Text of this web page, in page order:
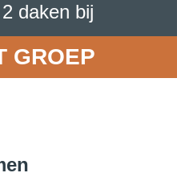
daken bij
GROEP